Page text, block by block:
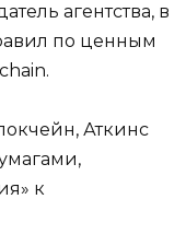
агентства, в
по ценным
Аткинс
к